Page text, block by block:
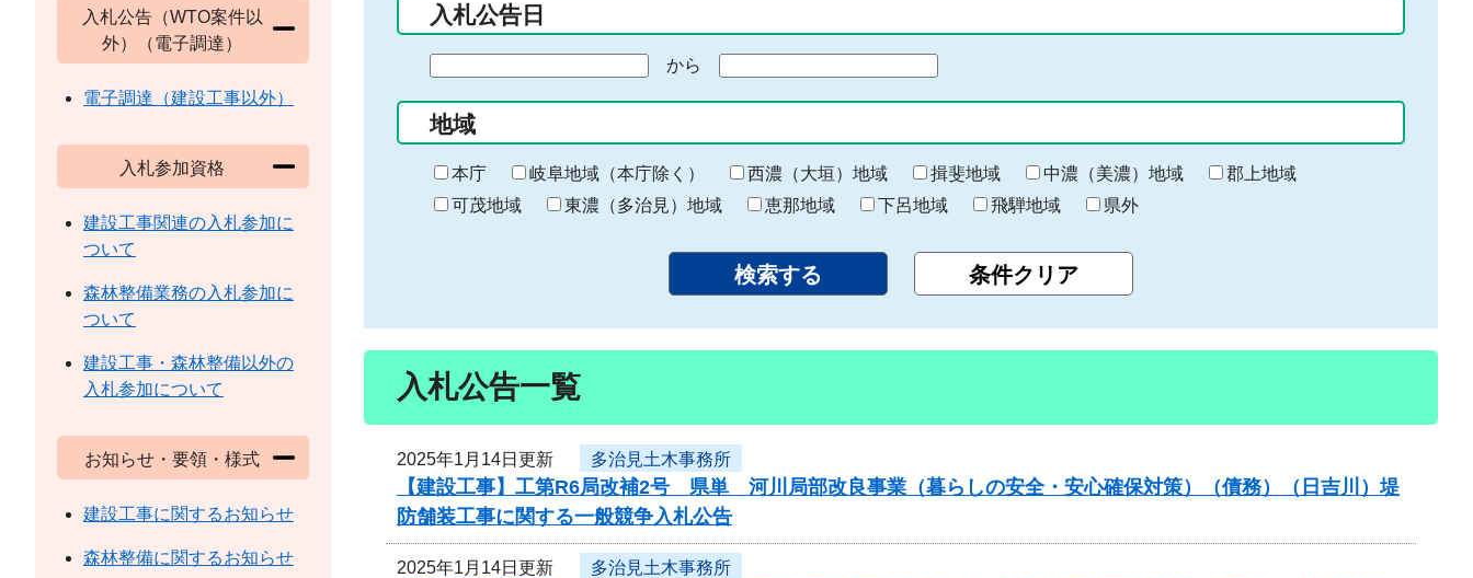
入札公告日
の
始
ま
り
から
終
わ
り
地域
本庁 岐阜地域（本庁除く） 西濃（大垣）地域 揖斐地域 中濃（美濃）地域
郡上地域
可茂地域
東濃（多治見）地域 恵那地域 下呂地域 飛騨地域 県外
入札公告一覧
2025年1月14日更新 多治見土木事務所
【建設工事】工第R6局改補2号 県単 河川局部改良事業（暮らしの安全・安心確保対策）（債務）（日吉川）堤
防舗装工事に関する一般競争入札公告
2025年1月14日更新 多治見土木事務所
入札公告（WTO案件以
外）（電子調達）
電子調達（建設工事以外）
入札参加資格
建設工事関連の入札参加に
ついて
森林整備業務の入札参加に
ついて
建設工事・森林整備以外の
入札参加について
お知らせ・要領・様式
建設工事に関するお知らせ
森林整備に関するお知らせ